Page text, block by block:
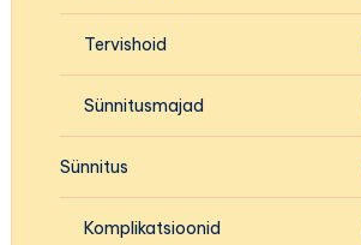
Tervishoid
Sünnitusmajad
Sünnitus
Komplikatsioonid